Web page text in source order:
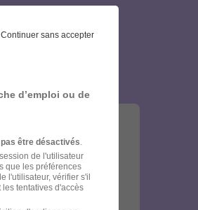
et
Continuer sans accepter
d’emploi ou de
être désactivés.
de l'utilisateur
que les préférences
l'utilisateur, vérifier s'il
tentatives d'accès